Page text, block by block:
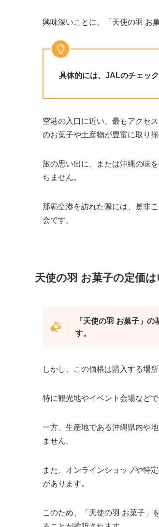
興味深いことに、「天使の羽 お
具体的には、JALのチェッ
空港の入口に近い、最もアクセ
のお菓子や土産物が豊富に取り揃
旅の思い出に、または沖縄の味
ちません。
那覇空港を訪れた際には、是非
会です。
天使の羽 お菓子の定価は
「天使の羽 お菓子」
す。
しかし、この価格は購入する場
特に観光地やイベント会場など
一方、生産地である沖縄県内や
ません。
また、オンラインショップや特
があります。
このため、「天使の羽 お菓子」